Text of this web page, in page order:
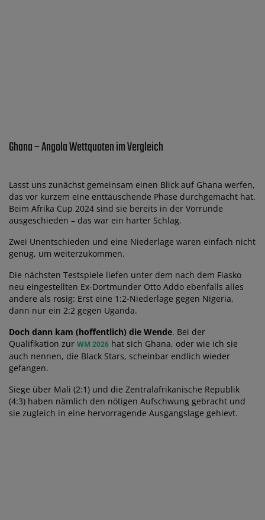
Ghana – Angola Wettquoten im Vergleich
Lasst uns zunächst gemeinsam einen Blick auf Ghana werfen,
das vor kurzem eine enttäuschende Phase durchgemacht hat.
Beim Afrika Cup 2024 sind sie bereits in der Vorrunde
ausgeschieden – das war ein harter Schlag.
Zwei Unentschieden und eine Niederlage waren einfach nicht
genug, um weiterzukommen.
Die nächsten Testspiele liefen unter dem nach dem Fiasko
neu eingestellten Ex-Dortmunder Otto Addo ebenfalls alles
andere als rosig: Erst eine 1:2-Niederlage gegen Nigeria,
dann nur ein 2:2 gegen Uganda.
Doch dann kam (hoffentlich) die Wende. Bei der
Qualifikation zur WM 2026 hat sich Ghana, oder wie ich sie
auch nennen, die Black Stars, scheinbar endlich wieder
gefangen.
Siege über Mali (2:1) und die Zentralafrikanische Republik
(4:3) haben nämlich den nötigen Aufschwung gebracht und
sie zugleich in eine hervorragende Ausgangslage gehievt.